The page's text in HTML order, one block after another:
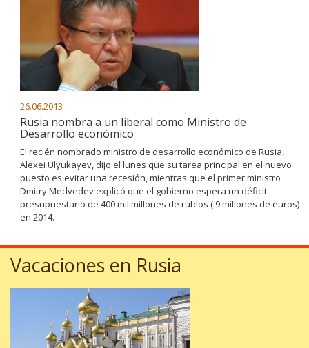
26.06.2013
Rusia nombra a un liberal como Ministro de
Desarrollo económico
El recién nombrado ministro de desarrollo económico de Rusia,
Alexei Ulyukayev, dijo el lunes que su tarea principal en el nuevo
puesto es evitar una recesión, mientras que el primer ministro
Dmitry Medvedev explicó que el gobierno espera un déficit
presupuestario de 400 mil millones de rublos ( 9 millones de euros)
en 2014.
Vacaciones en Rusia